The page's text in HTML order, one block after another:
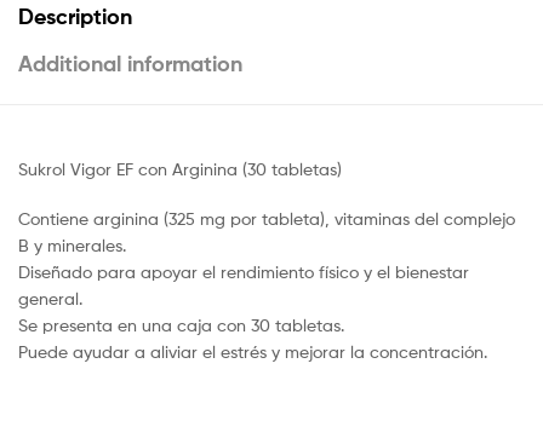
Description
Additional information
Sukrol Vigor EF con Arginina (30 tabletas)
Contiene arginina (325 mg por tableta), vitaminas del complejo
B y minerales.
Diseñado para apoyar el rendimiento físico y el bienestar
general.
Se presenta en una caja con 30 tabletas.
Puede ayudar a aliviar el estrés y mejorar la concentración.